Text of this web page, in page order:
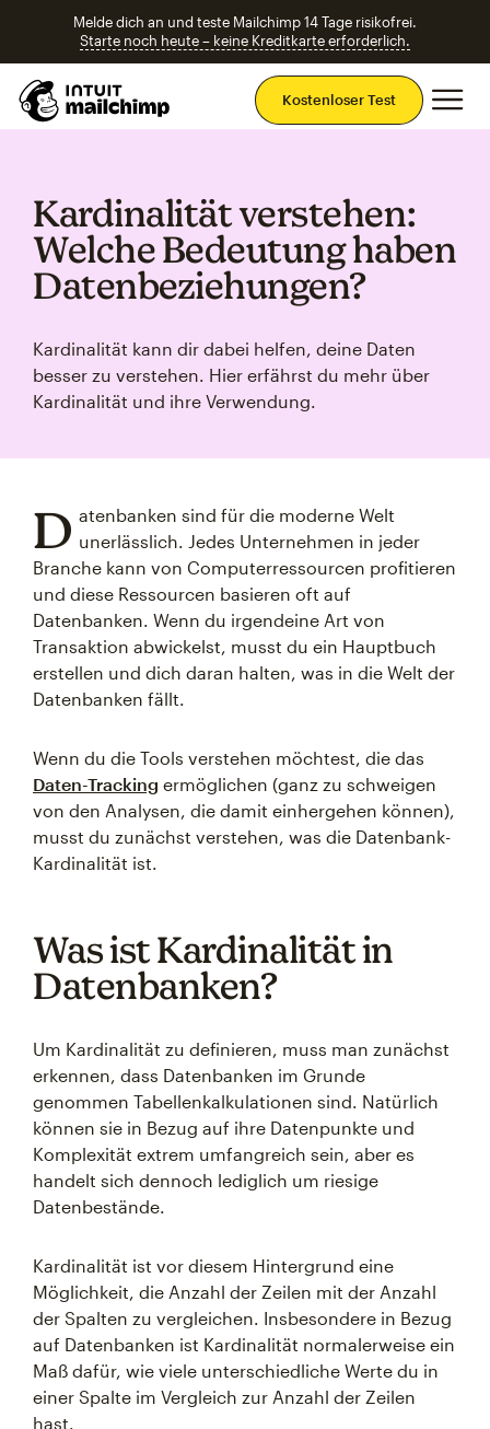
Melde dich an und teste Mailchimp 14 Tage risikofrei.
Starte noch heute – keine Kreditkarte erforderlich.
Kostenloser Test
Kardinalität verstehen:
Welche Bedeutung haben
Datenbeziehungen?
Kardinalität kann dir dabei helfen, deine Daten
besser zu verstehen. Hier erfährst du mehr über
Kardinalität und ihre Verwendung.
D atenbanken sind für die moderne Welt
unerlässlich. Jedes Unternehmen in jeder
Branche kann von Computerressourcen profitieren
und diese Ressourcen basieren oft auf
Datenbanken. Wenn du irgendeine Art von
Transaktion abwickelst, musst du ein Hauptbuch
erstellen und dich daran halten, was in die Welt der
Datenbanken fällt.
Wenn du die Tools verstehen möchtest, die das
Daten-Tracking ermöglichen (ganz zu schweigen
von den Analysen, die damit einhergehen können),
musst du zunächst verstehen, was die Datenbank-
Kardinalität ist.
Was ist Kardinalität in
Datenbanken?
Um Kardinalität zu definieren, muss man zunächst
erkennen, dass Datenbanken im Grunde
genommen Tabellenkalkulationen sind. Natürlich
können sie in Bezug auf ihre Datenpunkte und
Komplexität extrem umfangreich sein, aber es
handelt sich dennoch lediglich um riesige
Datenbestände.
Kardinalität ist vor diesem Hintergrund eine
Möglichkeit, die Anzahl der Zeilen mit der Anzahl
der Spalten zu vergleichen. Insbesondere in Bezug
auf Datenbanken ist Kardinalität normalerweise ein
Maß dafür, wie viele unterschiedliche Werte du in
einer Spalte im Vergleich zur Anzahl der Zeilen
hast.